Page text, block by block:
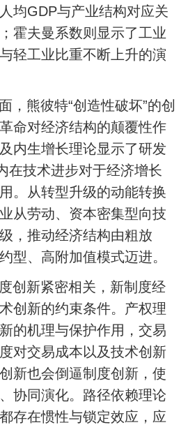
均GDP与产业结构对应关
霍夫曼系数则显示了工业
轻工业比重不断上升的演
，熊彼特“创造性破坏”的创
命对经济结构的颠覆性作
内生增长理论显示了研发
在技术进步对于经济增长
。从转型升级的动能转换
从劳动、资本密集型向技
，推动经济结构由粗放
型、高附加值模式迈进。
创新紧密相关，新制度经
创新的约束条件。产权理
的机理与保护作用，交易
对交易成本以及技术创新
新也会倒逼制度创新，使
协同演化。路径依赖理论
存在惯性与锁定效应，应